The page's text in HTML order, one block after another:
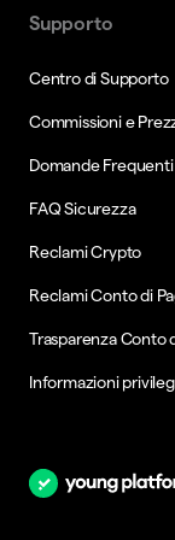
Supporto
Centro di Supporto
Commissioni e
Domande Frequenti
FAQ Sicurezza
Reclami Crypto
Reclami Conto di
Trasparenza Conto
Informazioni